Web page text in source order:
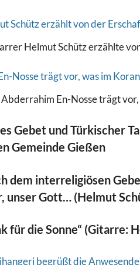
Helmut Schütz erzählte
Abderrahim En-Nosse trägt
Gebet und Türkischer
Gemeinde Gießen
dem interreligiösen
unser Gott… (Helmut
für die Sonne“ (Gitarre: